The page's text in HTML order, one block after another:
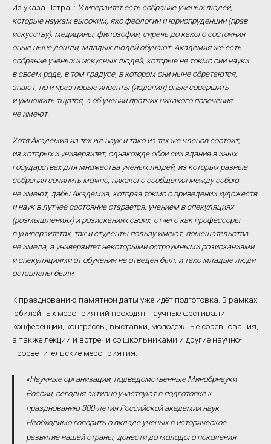
Из указа Петра I: Универзитет есть собрание ученых людей,
которые наукам высоким, яко феологии и юриспруденции (прав
искусству), медицины, филозофии, сиречь до какого состояния
оные ныне дошли, младых людей обучают. Академия же есть
собрание ученых и искусных людей, которые не токмо сии науки
в своем роде, в том градусе, в котором они ныне обретаются,
знают, но и чрез новые инвенты (издания) оные совершить
и умножить тщатся, а об учении протчих никакого попечения
не имеют.
Хотя Академия из тех же наук и тако из тех же членов состоит,
из которых и универзитет, однакожде обои сии здания в иных
государствах для множества ученых людей, из которых разные
собрания сочинить можно, никакого сообщения между собою
не имеют, дабы Академия, которая токмо о приведении художеств
и наук в лутчее состояние старается, учением в спекуляциях
(розмышлениях) и розисканиях своих, отчего как профессоры
в универзитетах, так и студенты пользу имеют, помешательства
не имела, а универзитет некоторыми остроумными розисканиями
и спекуляциями от обучения не отведен был, и тако младые люди
оставлены были.
К празднованию памятной даты уже идёт подготовка. В рамках
юбилейных мероприятий проходят научные фестивали,
конференции, конгрессы, выставки, молодежные соревнования,
а также лекции и встречи со школьниками и другие научно-
просветительские мероприятия.
«Научные организации, подведомственные Минобрнауки
России, сегодня активно участвуют в подготовке к
празднованию 300-летия Российской академии наук.
Необходимо говорить о вкладе ученых в историческое
развитие нашей страны, донести до молодого поколения